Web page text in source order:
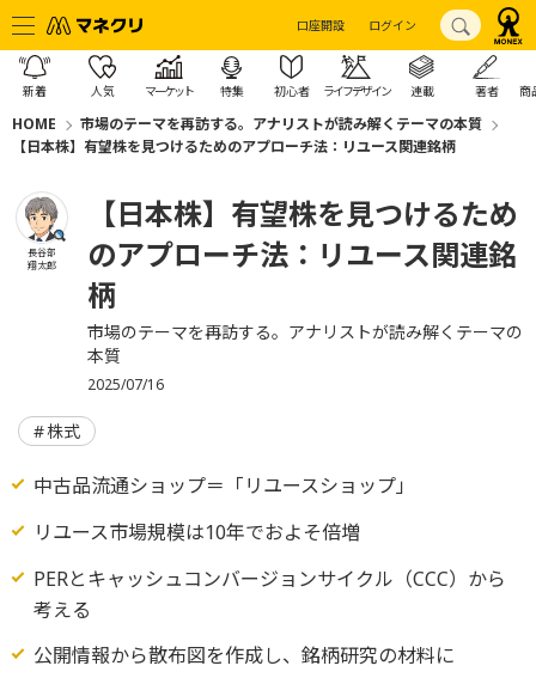
口座開設 ログイン
新着 人気 マーケット 特集 初心者 ライフデザイン 連載 著者 商
HOME
市場のテーマを再訪する。アナリストが読み解くテーマの本質
【日本株】有望株を見つけるためのアプローチ法：リユース関連銘柄
長谷部
翔太郎
【日本株】有望株を見つけるため
のアプローチ法：リユース関連銘
柄
市場のテーマを再訪する。アナリストが読み解くテーマの
本質
2025/07/16
株式
中古品流通ショップ＝「リユースショップ」
リユース市場規模は10年でおよそ倍増
PERとキャッシュコンバージョンサイクル（CCC）から
考える
公開情報から散布図を作成し、銘柄研究の材料に